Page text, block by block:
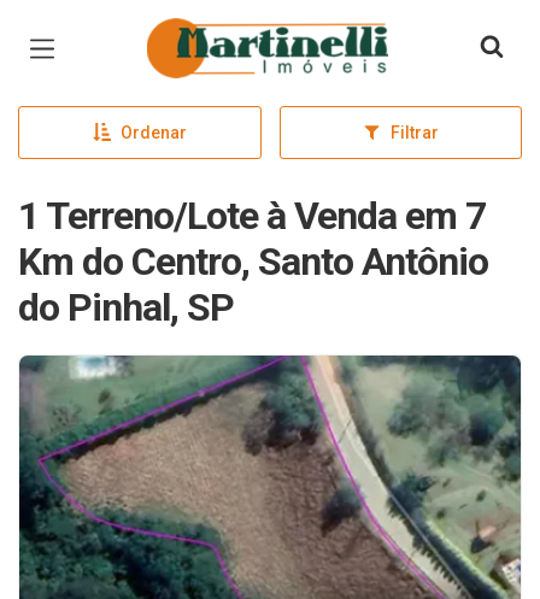
Página inicial
Ordenar Filtrar
1 Terreno/Lote à Venda em 7
Km do Centro, Santo Antônio
do Pinhal, SP